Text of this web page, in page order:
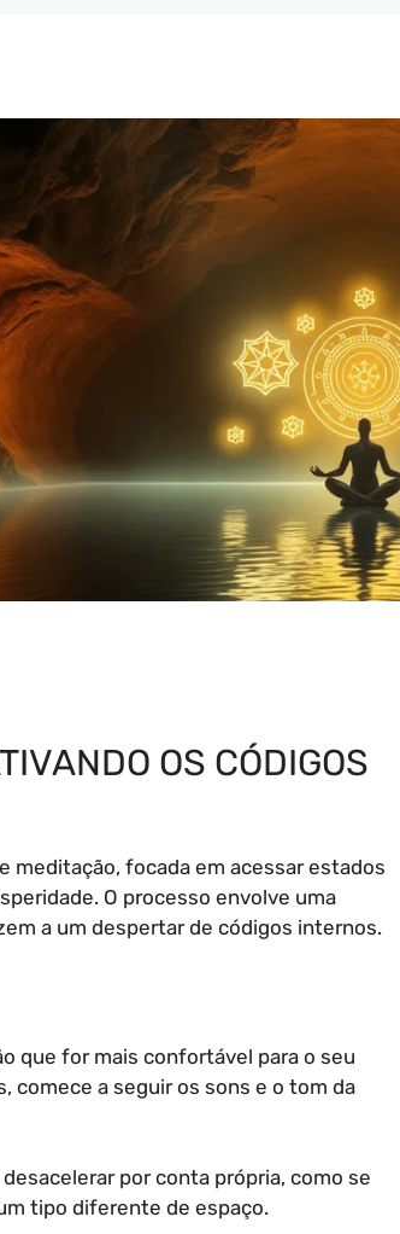
OS CÓDIGOS
meditação, focada em acessar estados
O processo envolve uma
a um despertar de códigos internos.
que for mais confortável para o seu
comece a seguir os sons e o tom da
por conta própria, como se
tipo diferente de espaço.